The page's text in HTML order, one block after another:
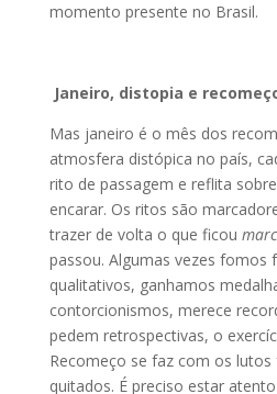
momento presente no Brasil.
Janeiro, distopia e
Mas janeiro é o mês dos
atmosfera distópica no país,
rito de passagem e reflita
encarar. Os ritos são
trazer de volta o que ficou
passou. Algumas vezes fomos
qualitativos, ganhamos
contorcionismos, merece
pedem retrospectivas, o
Recomeço se faz com os
quitados. É preciso estar